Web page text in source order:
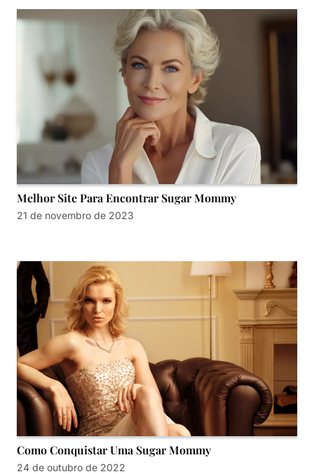
Melhor Site Para Encontrar Sugar Mommy
21 de novembro de 2023
Como Conquistar Uma Sugar Mommy
24 de outubro de 2022